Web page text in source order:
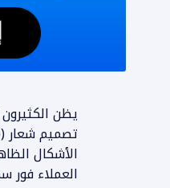
الأشكال
العملاء فور